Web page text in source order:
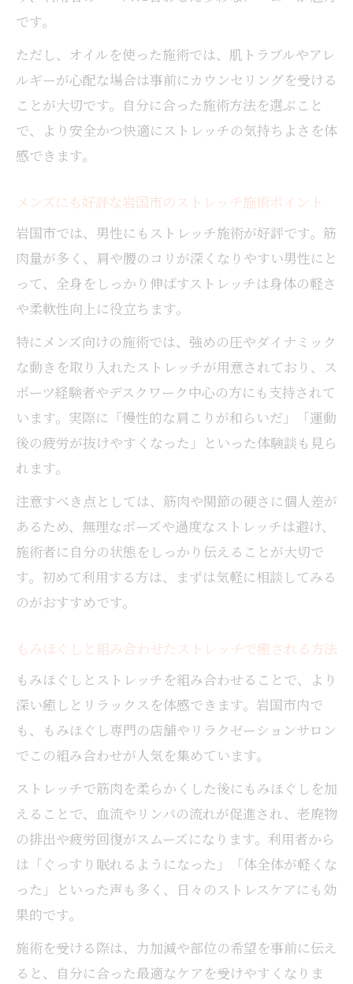
リラクゼーション効果を高めるストレッチ
の工夫
継続が苦手な人でもできるストレッチの工
夫
です。
ただし、オイルを使った施術では、肌トラブルやアレ
ルギーが心配な場合は事前にカウンセリングを受ける
ことが大切です。自分に合った施術方法を選ぶこと
で、より安全かつ快適にストレッチの気持ちよさを体
感できます。
メンズにも好評な岩国市のストレッチ施術ポイント
岩国市では、男性にもストレッチ施術が好評です。筋
肉量が多く、肩や腰のコリが深くなりやすい男性にと
って、全身をしっかり伸ばすストレッチは身体の軽さ
や柔軟性向上に役立ちます。
特にメンズ向けの施術では、強めの圧やダイナミック
な動きを取り入れたストレッチが用意されており、ス
ポーツ経験者やデスクワーク中心の方にも支持されて
います。実際に「慢性的な肩こりが和らいだ」「運動
後の疲労が抜けやすくなった」といった体験談も見ら
れます。
注意すべき点としては、筋肉や関節の硬さに個人差が
あるため、無理なポーズや過度なストレッチは避け、
施術者に自分の状態をしっかり伝えることが大切で
す。初めて利用する方は、まずは気軽に相談してみる
のがおすすめです。
もみほぐしと組み合わせたストレッチで癒される方法
もみほぐしとストレッチを組み合わせることで、より
深い癒しとリラックスを体感できます。岩国市内で
も、もみほぐし専門の店舗やリラクゼーションサロン
でこの組み合わせが人気を集めています。
ストレッチで筋肉を柔らかくした後にもみほぐしを加
えることで、血流やリンパの流れが促進され、老廃物
の排出や疲労回復がスムーズになります。利用者から
は「ぐっすり眠れるようになった」「体全体が軽くな
った」といった声も多く、日々のストレスケアにも効
果的です。
施術を受ける際は、力加減や部位の希望を事前に伝え
ると、自分に合った最適なケアを受けやすくなりま